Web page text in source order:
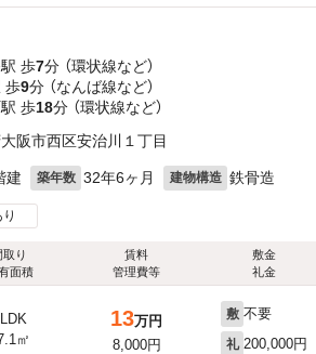
歩7分 （環状線など）
歩9分 （なんば線など）
歩18分 （環状線など）
阪市西区安治川１丁目
建 築年数 32年6ヶ月 建物構造 鉄骨造
取り
面積
賃料
管理費等
敷金
礼金
㎡
13万円
8,000円
敷 不要
礼 200,000円